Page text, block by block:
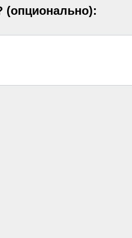
(опционально):